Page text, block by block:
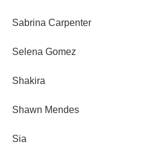
Sabrina Carpenter
Selena Gomez
Shakira
Shawn Mendes
Sia